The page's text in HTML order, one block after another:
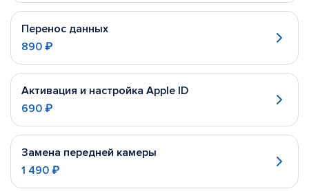
Перенос данных
890 ₽
Активация и настройка Apple ID
690 ₽
Замена передней камеры
1 490 ₽